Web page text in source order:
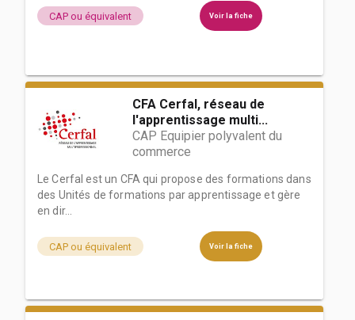
CAP ou équivalent Voir la fiche
CFA Cerfal, réseau de
l'apprentissage multi...
CAP Equipier polyvalent du
commerce
Le Cerfal est un CFA qui propose des formations dans
des Unités de formations par apprentissage et gère
en dir...
CAP ou équivalent Voir la fiche